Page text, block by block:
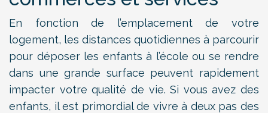
En fonction de l’emplacement de votre
logement, les distances quotidiennes à parcourir
pour déposer les enfants à l’école ou se rendre
dans une grande surface peuvent rapidement
impacter votre qualité de vie. Si vous avez des
enfants, il est primordial de vivre à deux pas des